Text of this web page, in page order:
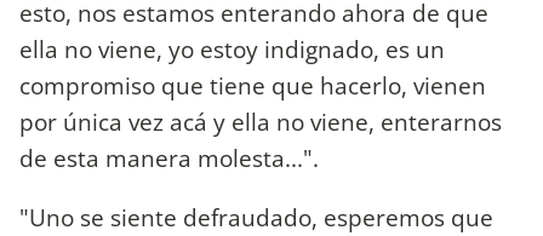
esto, nos estamos enterando ahora de que
ella no viene, yo estoy indignado, es un
compromiso que tiene que hacerlo, vienen
por única vez acá y ella no viene, enterarnos
de esta manera molesta...".
"Uno se siente defraudado, esperemos que